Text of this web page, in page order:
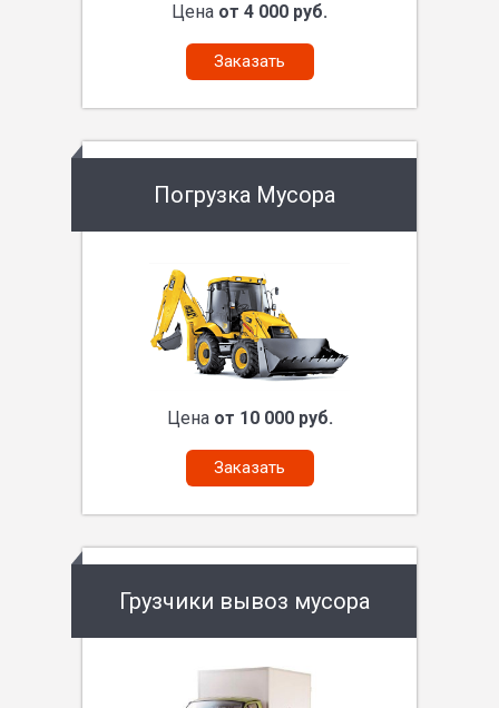
Цена от 4 000 руб.
Заказать
Погрузка Мусора
Цена от 10 000 руб.
Заказать
Грузчики вывоз мусора